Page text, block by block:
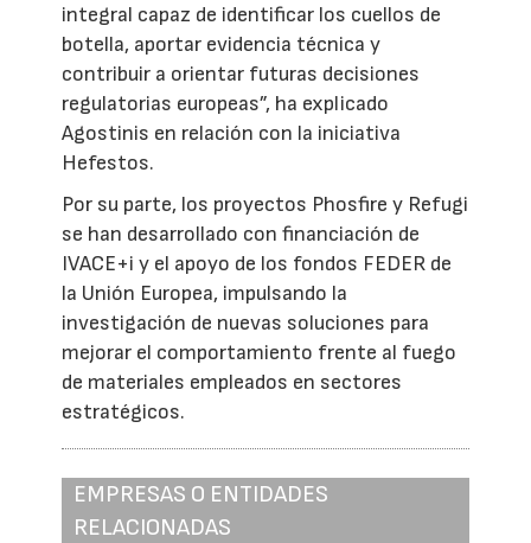
integral capaz de identificar los cuellos de
botella, aportar evidencia técnica y
contribuir a orientar futuras decisiones
regulatorias europeas”, ha explicado
Agostinis en relación con la iniciativa
Hefestos.
Por su parte, los proyectos Phosfire y Refugi
se han desarrollado con financiación de
IVACE+i y el apoyo de los fondos FEDER de
la Unión Europea, impulsando la
investigación de nuevas soluciones para
mejorar el comportamiento frente al fuego
de materiales empleados en sectores
estratégicos.
EMPRESAS O ENTIDADES
RELACIONADAS